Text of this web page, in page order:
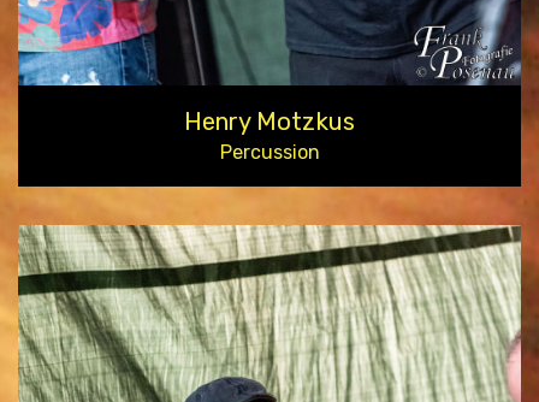
Henry Motzkus
Percussion